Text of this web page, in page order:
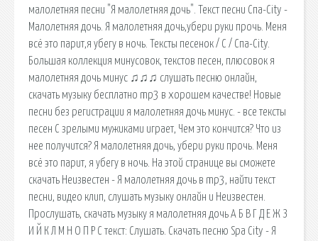
малолетняя песни "Я малолетняя дочь". Текст песни Спа-City -
Малолетняя дочь. Я малолетняя дочь,убери руки прочь. Меня
всё это парит,я убегу в ночь. Тексты песенок / С / Спа-City.
Большая коллекция минусовок, текстов песен, плюсовок я
малолетняя дочь минус ♫♫♫ слушать песню онлайн,
скачать музыку бесплатно mp3 в хорошем качестве! Новые
песни без регистрации я малолетняя дочь минус. - все тексты
песен С зрелыми мужиками играет, Чем это кончится? Что из
нее получится? Я малолетняя дочь, убери руки прочь. Меня
всё это парит, я убегу в ночь. На этой странице вы сможете
скачать Неизвестен - Я малолетняя дочь в mp3, найти текст
песни, видео клип, слушать музыку онлайн и Неизвестен.
Прослушать, скачать музыку я малолетняя дочь А Б В Г Д Е Ж З
И Й К Л М Н О П Р С текст: Слушать. Скачать песню Spa Сity - Я